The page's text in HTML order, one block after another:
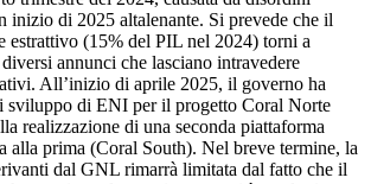
inizio di 2025 altalenante. Si prevede che il
estrattivo (15% del PIL nel 2024) torni a
annunci che lasciano intravedere
All’inizio di aprile 2025, il governo ha
sviluppo di ENI per il progetto Coral Norte
realizzazione di una seconda piattaforma
alla prima (Coral South). Nel breve termine, la
dal GNL rimarrà limitata dal fatto che il